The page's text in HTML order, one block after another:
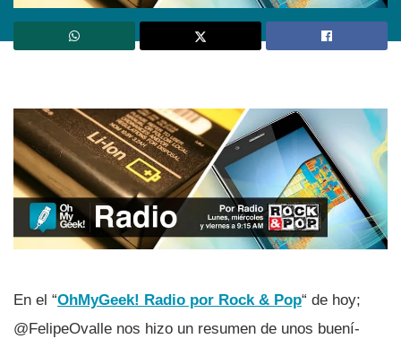
En el “OhMyGeek! Radio por Rock & Pop“ de hoy;
@FelipeOvalle nos hizo un resumen de unos buení­